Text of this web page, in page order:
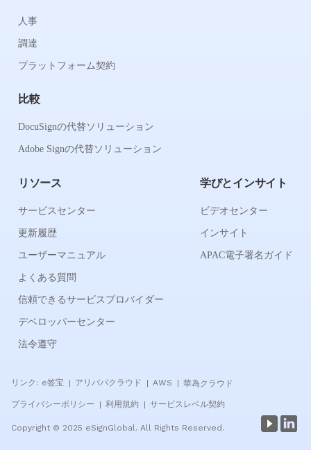
人事
調達
プラットフォーム契約
比較
DocuSignの代替ソリューション
Adobe Signの代替ソリューション
リソース
サービスセンター
更新履歴
ユーザーマニュアル
よくある質問
信頼できるサービスプロバイダー
デベロッパーセンター
法令遵守
学びとインサイト
ビデオセンター
インサイト
APAC電子署名ガイド
リンク: e签宝 アリババクラウド AWS 華為クラウド
プライバシーポリシー | 利用規約 | サービスレベル契約
Copyright © 2025 eSignGlobal. All Rights Reserved.